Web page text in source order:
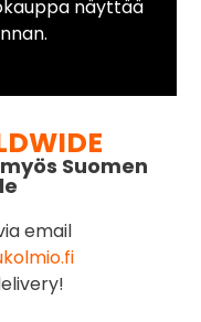
näyttää
Suomen
email